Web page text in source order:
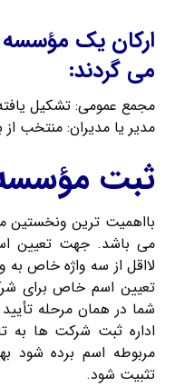
ارکان یک
می گردند:
مجمع عمومی: تشکیل
مدیر یا مدیران: منتخب
ثبت
بااهمیت ترین ونخستین
می باشد. جهت تعیین
لااقل از سه واژه خاص به
تعیین اسم خاص برای
شما در همان مرحله
اداره ثبت شرکت ها به
مربوطه اسم برده شود
تثبیت شود.